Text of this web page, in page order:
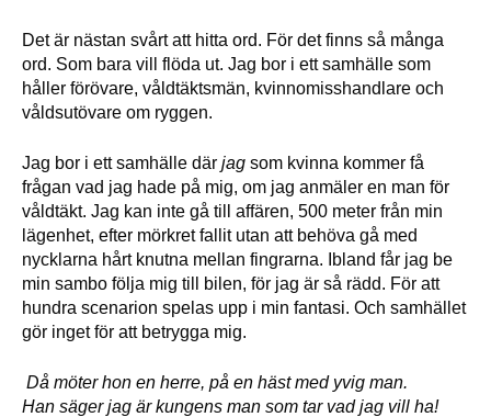
Det är nästan svårt att hitta ord. För det finns så många
ord. Som bara vill flöda ut. Jag bor i ett samhälle som
håller förövare, våldtäktsmän, kvinnomisshandlare och
våldsutövare om ryggen.
Jag bor i ett samhälle där jag som kvinna kommer få
frågan vad jag hade på mig, om jag anmäler en man för
våldtäkt. Jag kan inte gå till affären, 500 meter från min
lägenhet, efter mörkret fallit utan att behöva gå med
nycklarna hårt knutna mellan fingrarna. Ibland får jag be
min sambo följa mig till bilen, för jag är så rädd. För att
hundra scenarion spelas upp i min fantasi. Och samhället
gör inget för att betrygga mig.
Då möter hon en herre, på en häst med yvig man.
Han säger jag är kungens man som tar vad jag vill ha!